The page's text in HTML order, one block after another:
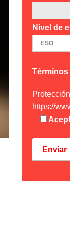
Nivel de
https://